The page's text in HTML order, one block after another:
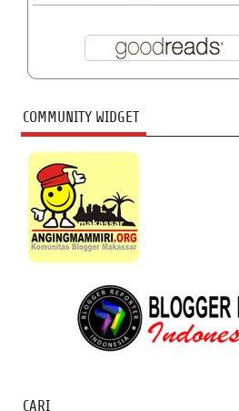
COMMUNITY WIDGET
CARI